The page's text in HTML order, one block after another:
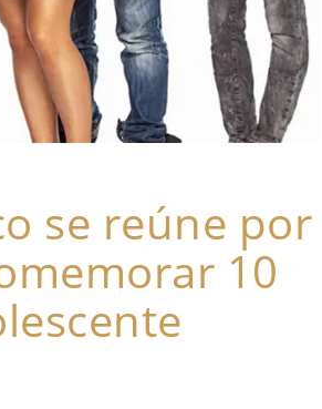
se reúne por
10